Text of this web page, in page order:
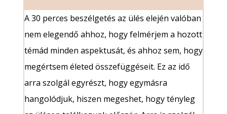
A 30 perces beszélgetés az ülés elején valóban
nem elegendő ahhoz, hogy felmérjem a hozott
témád minden aspektusát, és ahhoz sem, hogy
megértsem életed összefüggéseit. Ez az idő
arra szolgál egyrészt, hogy egymásra
hangolódjuk, hiszen megeshet, hogy tényleg